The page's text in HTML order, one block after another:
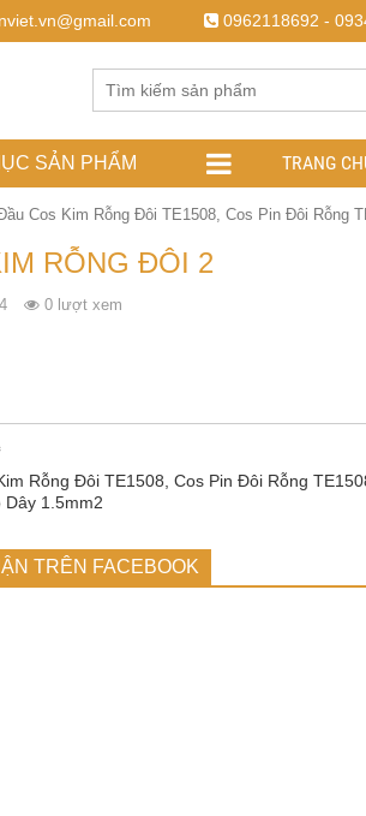
0962118692 -
SẢN PHẨM TRANG
Cos Kim Rỗng Đôi TE1508, Cos Pin Đôi Rỗng
RỖNG ĐÔI 2
0 lượt xem
Rỗng Đôi TE1508, Cos Pin Đôi Rỗng
Dây 1.5mm2
TRÊN FACEBOOK